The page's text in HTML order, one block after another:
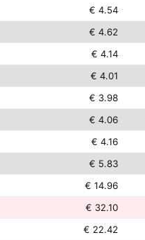
€ 4.54
€ 4.62
€ 4.14
€ 4.01
€ 3.98
€ 4.06
€ 4.16
€ 5.83
€ 14.96
€ 32.10
€ 22.42